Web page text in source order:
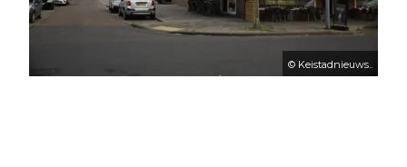
© Keistadnieuws..